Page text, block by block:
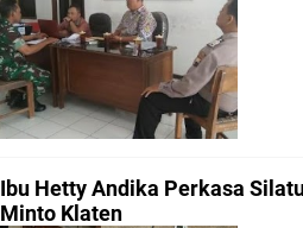
Ibu Hetty Andika Perkasa
Minto Klaten